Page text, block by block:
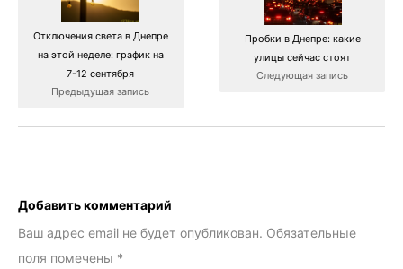
Отключения света в Днепре
на этой неделе: график на
7-12 сентября
Предыдущая запись
Пробки в Днепре: какие
улицы сейчас стоят
Следующая запись
Добавить комментарий
Ваш адрес email не будет опубликован. Обязательные
поля помечены *